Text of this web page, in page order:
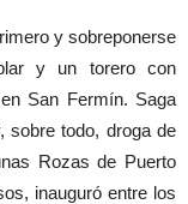
y sobreponerse
y un torero con
San Fermín. Saga
sobre todo, droga de
Rozas de Puerto
inauguró entre los